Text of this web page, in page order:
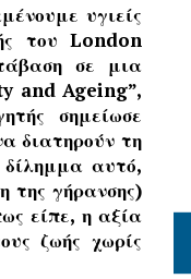
υγιείς
του London
σε μια
and Ageing”,
σημείωσε
διατηρούν τη
αυτό,
της γήρανσης)
είπε, η αξία
ζωής χωρίς